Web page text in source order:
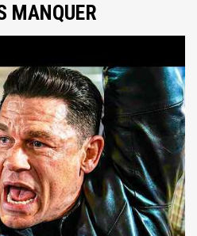
MANQUER